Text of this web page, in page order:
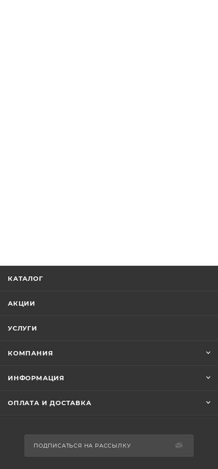
КАТАЛОГ
АКЦИИ
УСЛУГИ
КОМПАНИЯ
ИНФОРМАЦИЯ
ОПЛАТА И ДОСТАВКА
ПОДПИСАТЬСЯ НА РАССЫЛКУ